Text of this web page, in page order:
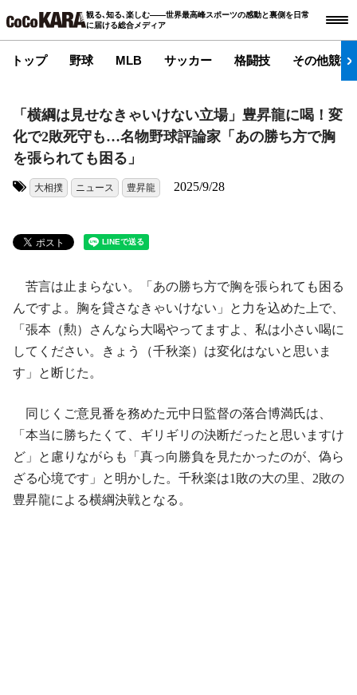
観る､知る､楽しむ――世界最高峰スポーツの感動と裏側を日常
に届ける総合メディア
トップ 野球 MLB サッカー 格闘技 その他競技
「横綱は見せなきゃいけない立場」豊昇龍に喝！変
化で2敗死守も…名物野球評論家「あの勝ち方で胸
を張られても困る」
大相撲 ニュース 豊昇龍 2025/9/28
苦言は止まらない。「あの勝ち方で胸を張られても困る
んですよ。胸を貸さなきゃいけない」と力を込めた上で、
「張本（勲）さんなら大喝やってますよ、私は小さい喝に
してください。きょう（千秋楽）は変化はないと思いま
す」と断じた。
同じくご意見番を務めた元中日監督の落合博満氏は、
「本当に勝ちたくて、ギリギリの決断だったと思いますけ
ど」と慮りながらも「真っ向勝負を見たかったのが、偽ら
ざる心境です」と明かした。千秋楽は1敗の大の里、2敗の
豊昇龍による横綱決戦となる。